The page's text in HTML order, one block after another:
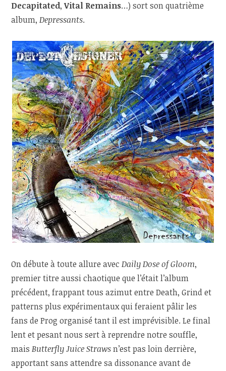
Decapitated,Vital Remains…) sort son quatrième
album,Depressants.
On débute à toute allure avecDaily Dose of Gloom,
premier titre aussi chaotique que l’était l’album
précédent, frappant tous azimut entre Death, Grind et
patterns plus expérimentaux qui feraient pâlir les
fans de Prog organisé tant il est imprévisible. Le final
lent et pesant nous sert à reprendre notre souffle,
maisButterfly Juice Strawsn’est pas loin derrière,
apportant sans attendre sa dissonance avant de